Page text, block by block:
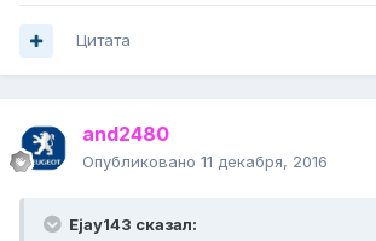
Цитата
and2480
Опубликовано 11 декабря, 2016
Ejay143 сказал: